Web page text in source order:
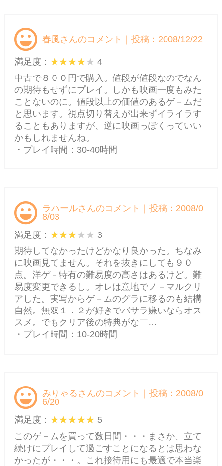
春風さんのコメント｜投稿：2008/12/22
満足度：
4
中古で８００円で購入。値段が値段なのでなん
の期待もせずにプレイ。しかも映画一度もみた
ことないのに。値段以上の価値のあるゲ－ムだ
と思います。視点切り替えが出来ずイライラす
ることもありますが、逆に映画っぽくっていい
かもしれませんね。
・プレイ時間：30-40時間
ラハールさんのコメント｜投稿：2008/0
8/03
満足度：
3
期待してなかったけどかなり良かった。ちなみ
に映画見てません。それを抜きにしても９０
点。洋ゲ－特有の難易度の高さはあるけど。難
易度変更できるし。オレは意地でノ－マルクリ
アした。実写からゲ－ムのグラに移るのも結構
自然。無双１．２が好きでバサラ嫌いならオス
スメ。でもクリア後の特典がな￣…
・プレイ時間：10-20時間
みりゃるさんのコメント｜投稿：2008/0
6/20
満足度：
5
このゲ－ムを買って数日間・・・まさか、立て
続けにプレイして過ごすことになるとは思わな
かったが・・・。これ接待用にも最適で本当楽